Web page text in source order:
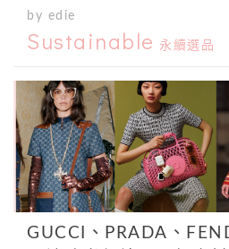
by edie
Sustainable 永續選品
GUCCI、PRADA、